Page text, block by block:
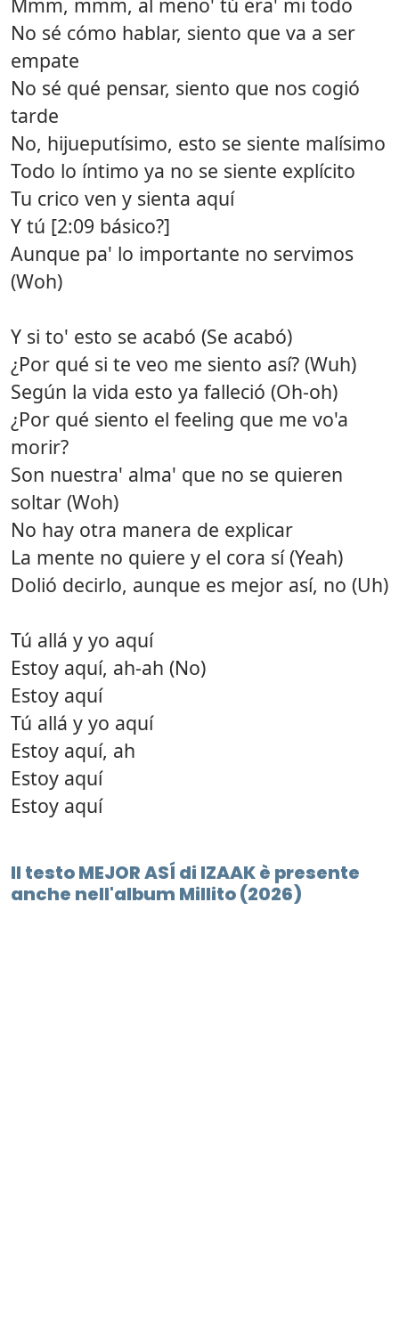
No sé cómo hablar, siento que va a ser
empate
No sé qué pensar, siento que nos cogió
tarde
No, hijueputísimo, esto se siente malísimo
Todo lo íntimo ya no se siente explícito
Tu crico ven y sienta aquí
Y tú [2:09 básico?]
Aunque pa' lo importante no servimos
(Woh)
Y si to' esto se acabó (Se acabó)
¿Por qué si te veo me siento así? (Wuh)
Según la vida esto ya falleció (Oh-oh)
¿Por qué siento el feeling que me vo'a
morir?
Son nuestra' alma' que no se quieren
soltar (Woh)
No hay otra manera de explicar
La mente no quiere y el cora sí (Yeah)
Dolió decirlo, aunque es mejor así, no (Uh)
Tú allá y yo aquí
Estoy aquí, ah-ah (No)
Estoy aquí
Tú allá y yo aquí
Estoy aquí, ah
Estoy aquí
Estoy aquí
Il testo MEJOR ASÍ di IZAAK è presente
anche nell'album Millito (2026)